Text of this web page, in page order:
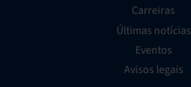
Carreiras
Últimas notícias
Eventos
Avisos legais